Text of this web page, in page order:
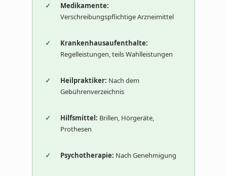
Medikamente:
Verschreibungspflichtige Arzneimittel
Krankenhausaufenthalte:
Regelleistungen, teils Wahlleistungen
Heilpraktiker: Nach dem
Gebührenverzeichnis
Hilfsmittel: Brillen, Hörgeräte,
Prothesen
Psychotherapie: Nach Genehmigung